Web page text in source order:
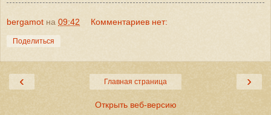
bergamot на 09:42 Комментариев нет:
Поделиться
‹ ›
Главная страница
Открыть веб-версию